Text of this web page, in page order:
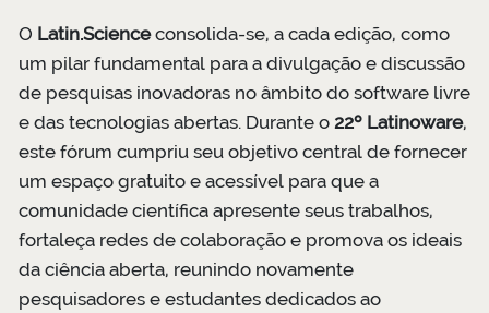
O Latin.Scienceconsolida-se, a cada edição, como
um pilar fundamental para a divulgação e discussão
de pesquisas inovadoras no âmbito do software livre
e das tecnologias abertas. Durante o 22º Latinoware,
este fórum cumpriu seu objetivo central de fornecer
um espaço gratuito e acessível para que a
comunidade científica apresente seus trabalhos,
fortaleça redes de colaboração e promova os ideais
da ciência aberta, reunindo novamente
pesquisadores e estudantes dedicados ao